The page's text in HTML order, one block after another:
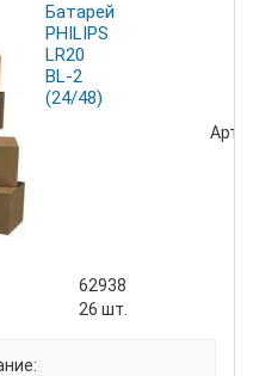
Батарейка
PHILIPS
LR20
BL-2
(24/48)
62938
26 шт.